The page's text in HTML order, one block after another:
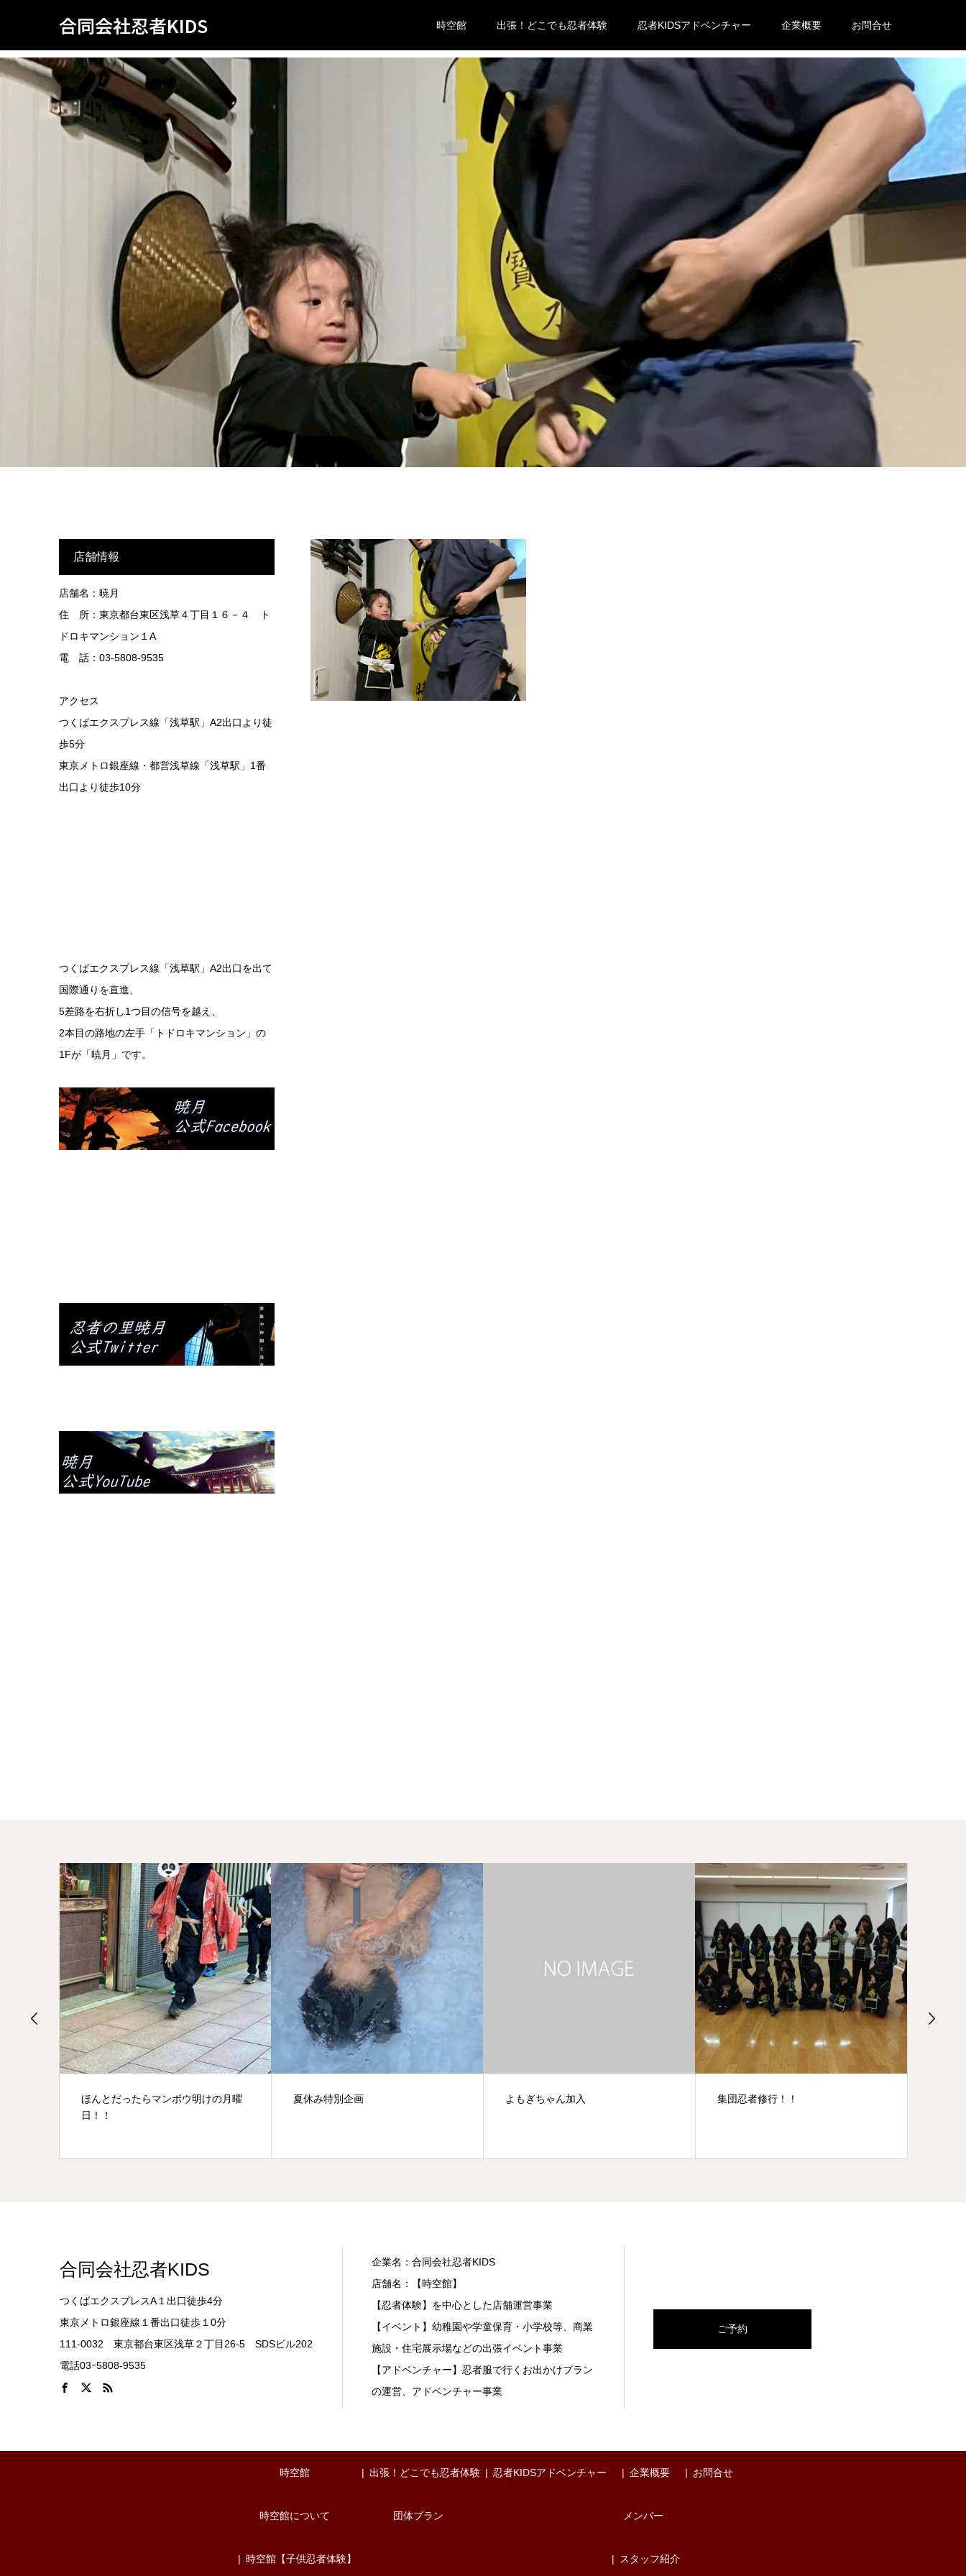
合同会社忍者KIDS 時空館 出張！どこでも忍者体験 忍者KIDSアドベンチャー 企業概要 お問合せ
店舗情報
店舗名：暁月
住 所：東京都台東区浅草４丁目１６－４ ト
ドロキマンション１A
電 話：03-5808-9535
アクセス
つくばエクスプレス線「浅草駅」A2出口より徒
歩5分
東京メトロ銀座線・都営浅草線「浅草駅」1番
出口より徒歩10分
つくばエクスプレス線「浅草駅」A2出口を出て
国際通りを直進、
5差路を右折し1つ目の信号を越え、
2本目の路地の左手「トドロキマンション」の
1Fが「暁月」です。
夏休み特別企画 よもぎちゃん加入 集団忍者修行！！ もの作り体験
合同会社忍者KIDS
つくばエクスプレスA１出口徒歩4分
東京メトロ銀座線１番出口徒歩１0分
111-0032 東京都台東区浅草２丁目26-5 SDSビル202
電話03ｰ5808-9535
企業名：合同会社忍者KIDS
店舗名：【時空館】
【忍者体験】を中心とした店舗運営事業
【イベント】幼稚園や学童保育・小学校等、商業
施設・住宅展示場などの出張イベント事業
【アドベンチャー】忍者服で行くお出かけプラン
の運営、アドベンチャー事業
ご予約
時空館
時空館について
時空館【子供忍者体験】
出張！どこでも忍者体験
団体プラン
忍者KIDSアドベンチャー 企業概要
メンバー
スタッフ紹介
お問合せ